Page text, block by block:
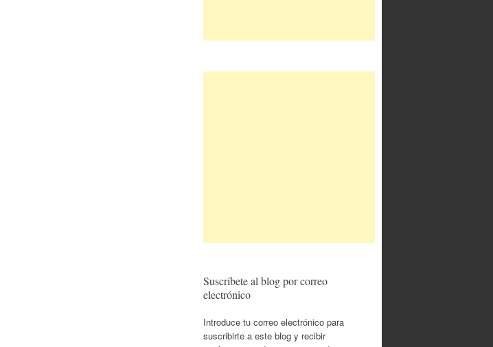
Suscríbete al blog por correo
electrónico
Introduce tu correo electrónico para
suscribirte a este blog y recibir